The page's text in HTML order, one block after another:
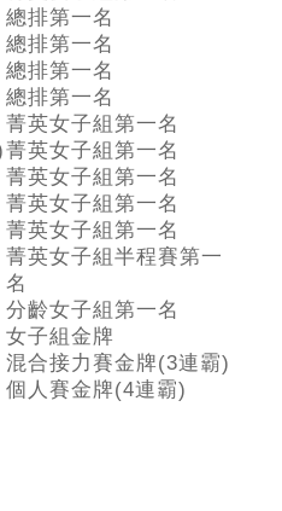
總排第一名
總排第一名
總排第一名
總排第一名
菁英女子組第一名
菁英女子組第一名
菁英女子組第一名
菁英女子組第一名
菁英女子組第一名
菁英女子組半程賽第一
名
分齡女子組第一名
女子組金牌
混合接力賽金牌(3連霸)
個人賽金牌(4連霸)